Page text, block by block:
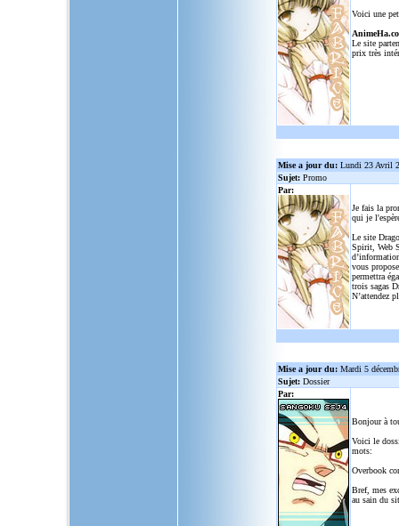
Voici une
Le site
prix très
Mise a jour du: Lundi 23 Avril
Sujet: Promo
Par:
Je fais la
qui je
Le site
Spirit, Web
vous
permettra
trois sagas
N’attendez
Mise a jour du: Mardi 5
Sujet: Dossier
Par:
Bonjour à
Voici le
mots:
Overbook
Bref, mes
au sain du